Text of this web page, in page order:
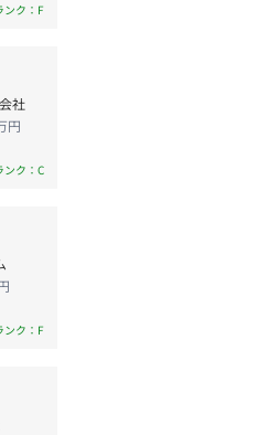
ンク：F
社
円
ンク：C
ンク：F